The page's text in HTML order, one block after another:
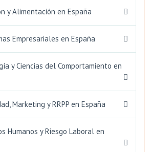
y Alimentación en España
Empresariales en España
y Ciencias del Comportamiento en
Marketing y RRPP en España
Humanos y Riesgo Laboral en